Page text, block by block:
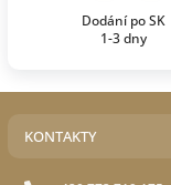
Dodání po SK
1-3 dny
KONTAKTY